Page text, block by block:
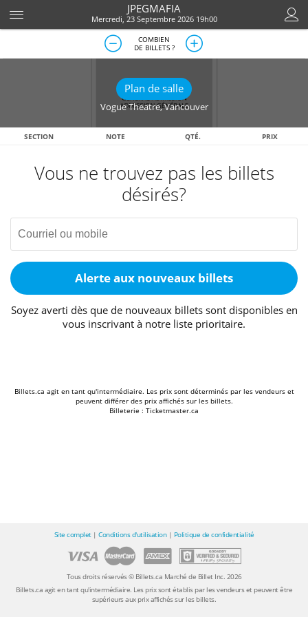
JPEGMAFIA
Mercredi, 23 Septembre 2026 19h00
COMBIEN
DE BILLETS ?
Plan de salle
Vogue Theatre,Vancouver
SECTION NOTE QTÉ. PRIX
Vous ne trouvez pas les billets
désirés?
Alerte aux nouveaux billets
Soyez averti dès que de nouveaux billets sont disponibles en
vous inscrivant à notre liste prioritaire.
Billets.ca agit en tant qu'intermédiaire. Les prix sont déterminés par les vendeurs et
peuvent différer des prix affichés sur les billets.
Billeterie : Ticketmaster.ca
Site complet| Conditions d'utilisation| Politique de confidentialité
Tous droits réservés © Billets.ca Marché de Billet Inc. 2026
Billets.ca agit en tant qu'intermédiaire. Les prix sont établis par les vendeurs et peuvent être
supérieurs aux prix affichés sur les billets.